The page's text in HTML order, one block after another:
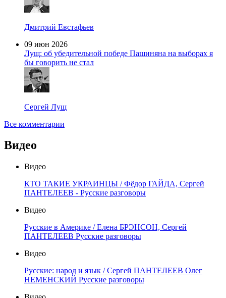
Дмитрий Евстафьев
09 июн 2026
Лущ: об убедительной победе Пашиняна на выборах я
бы говорить не стал
Сергей Лущ
Все комментарии
Видео
Видео
КТО ТАКИЕ УКРАИНЦЫ / Фёдор ГАЙДА, Сергей
ПАНТЕЛЕЕВ - Русские разговоры
Видео
Русские в Америке / Елена БРЭНСОН, Сергей
ПАНТЕЛЕЕВ Русские разговоры
Видео
Русские: народ и язык / Сергей ПАНТЕЛЕЕВ Олег
НЕМЕНСКИЙ Русские разговоры